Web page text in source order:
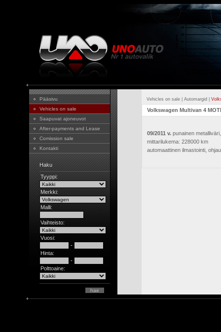
Pääsivu
Vehicles on sale
Saapuvat ajoneuvot
After-payments and Lease
Comission sale
Kontakti
Haku
Tyyppi:
Merkki:
Malli:
Vaihteisto:
Vuosi:
-
Hinta:
-
Polttoaine:
Vehicles on sale| Automargid
Volkswagen Multivan 4
09/2011 v.punainen
mittarilukema: 228000 km
automaattinen ilmastointi,